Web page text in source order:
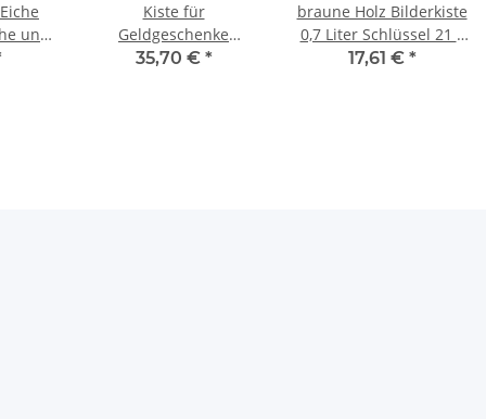
und
Kiste für
Geldgeschenke
Hochzeit Kiste
35,70 € *
braune Holz Bilderkiste
0,7 Liter Schlüssel 21 x
17 x 4,5 cm
17,61 € *